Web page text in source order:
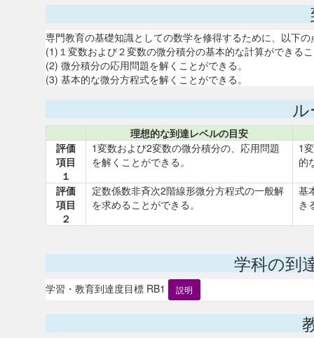
専門教育の基礎知識としての数学を修得するために、以下
(1)１変数および２変数の微分積分の基本的な計算ができる
(2) 微分積分の応用問題を解くことができる。
(3) 基本的な微分方程式を解くことができる。
理想的な到達レベルの目安
評価
項目
１
1変数および2変数の微分積分の、応用問題
を解くことができる。
1
的
評価
項目
２
定数係数非斉次2階線形微分方程式の一般解
を求めることができる。
基
き
学科の到
学習・教育到達度目標 RB1 説明